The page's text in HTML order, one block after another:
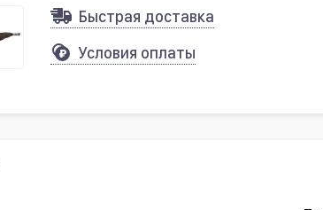
Быстрая доставка
Условия оплаты